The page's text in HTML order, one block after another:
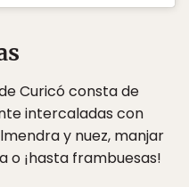
Curicó consta de
intercaladas con
y nuez, manjar
o ¡hasta frambuesas!